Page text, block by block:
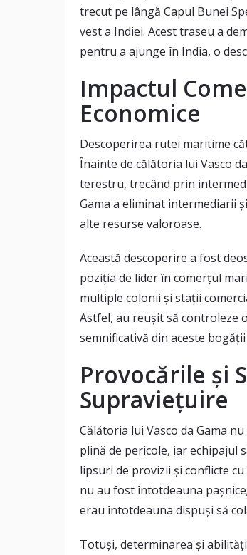
trecut pe lângă Capul Bunei
vest a Indiei. Acest traseu a
pentru a ajunge în India, o
Impactul
Economice
Descoperirea rutei maritime
Înainte de călătoria lui Vasco
terestru, trecând prin
Gama a eliminat intermediarii
alte resurse valoroase.
Această descoperire a fost
poziția de lider în comerțul
multiple colonii și stații
Astfel, au reușit să controleze
semnificativă din aceste
Provocările și
Supraviețuire
Călătoria lui Vasco da Gama
plină de pericole, iar echipajul
lipsuri de provizii și conflicte
nu au fost întotdeauna
erau întotdeauna dispuși să
Totuși, determinarea și